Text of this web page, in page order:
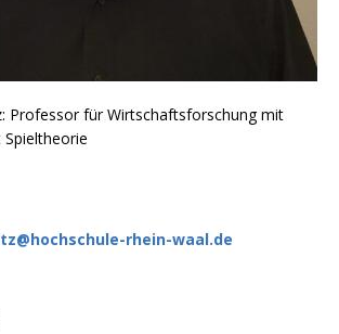
Professor für Wirtschaftsforschung mit
rhein-waal.de